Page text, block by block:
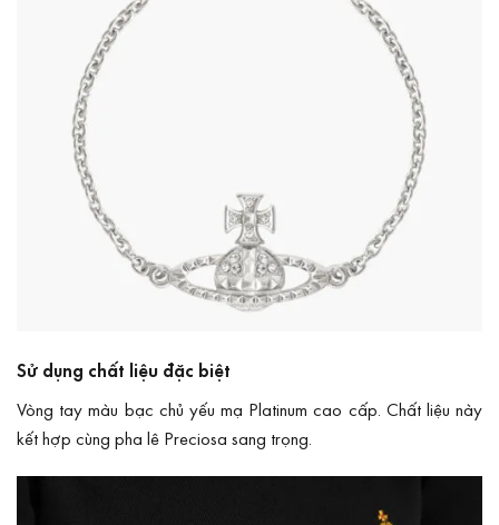
Sử dụng chất liệu đặc biệt
Vòng tay màu bạc chủ yếu mạ Platinum cao cấp. Chất liệu này
kết hợp cùng pha lê Preciosa sang trọng.